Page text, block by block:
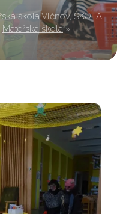
škola Vlčnov, ŠKOLA
Mateřská škola »